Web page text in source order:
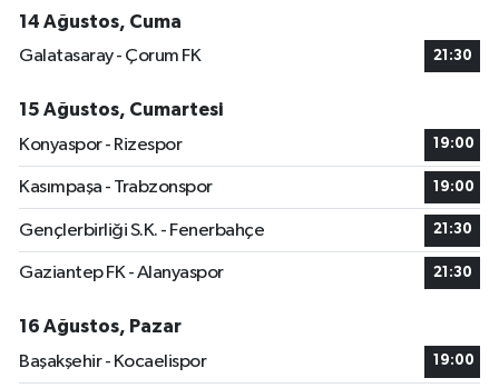
14 Ağustos, Cuma
Galatasaray - Çorum FK
21:30
15 Ağustos, Cumartesi
Konyaspor - Rizespor
19:00
Kasımpaşa - Trabzonspor 19:00
Gençlerbirliği S.K. - Fenerbahçe 21:30
Gaziantep FK - Alanyaspor 21:30
16 Ağustos, Pazar
Başakşehir - Kocaelispor
19:00